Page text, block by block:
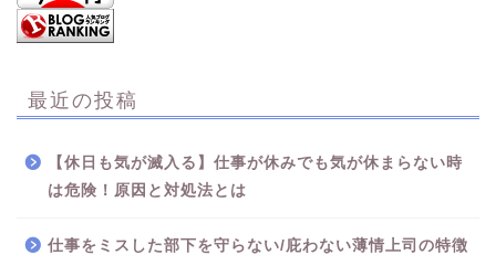
最近の投稿
【休日も気が滅入る】仕事が休みでも気が休まらない時
は危険！原因と対処法とは
仕事をミスした部下を守らない/庇わない薄情上司の特徴